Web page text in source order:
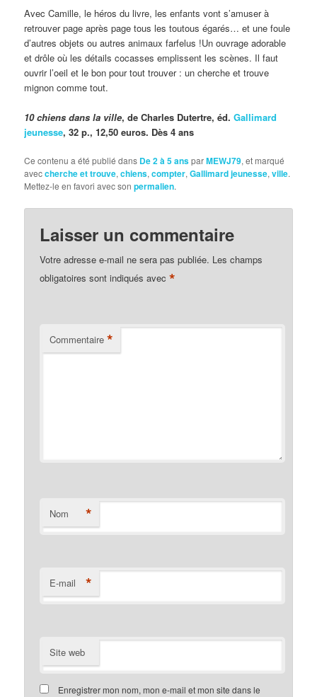
Avec Camille, le héros du livre, les enfants vont s’amuser à
retrouver page après page tous les toutous égarés… et une foule
d’autres objets ou autres animaux farfelus !Un ouvrage adorable
et drôle où les détails cocasses emplissent les scènes. Il faut
ouvrir l’oeil et le bon pour tout trouver : un cherche et trouve
mignon comme tout.
10 chiens dans la ville, de Charles Dutertre, éd.Gallimard
jeunesse, 32 p., 12,50 euros. Dès 4 ans
Ce contenu a été publié dans De 2 à 5 ansparMEWJ79, et marqué
aveccherche et trouve,chiens,compter,Gallimard jeunesse,ville.
Mettez-le en favori avec sonpermalien.
Laisser un commentaire
Votre adresse e-mail ne sera pas publiée. Les champs
obligatoires sont indiqués avec*
Commentaire *
Nom *
E-mail *
Site web
Enregistrer mon nom, mon e-mail et mon site dans le